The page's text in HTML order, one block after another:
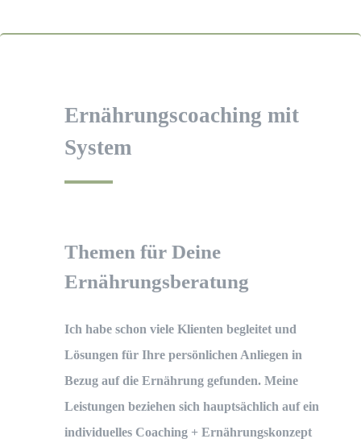
Ernährungscoaching mit
System
Themen für Deine
Ernährungsberatung
Ich habe schon viele Klienten begleitet und
Lösungen für Ihre persönlichen Anliegen in
Bezug auf die Ernährung gefunden. Meine
Leistungen beziehen sich hauptsächlich auf ein
individuelles Coaching + Ernährungskonzept